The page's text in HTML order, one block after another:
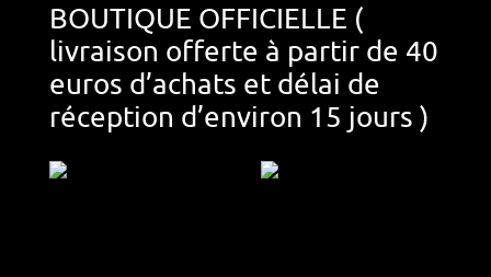
BOUTIQUE OFFICIELLE (
livraison offerte à partir de 40
euros d’achats et délai de
réception d’environ 15 jours )